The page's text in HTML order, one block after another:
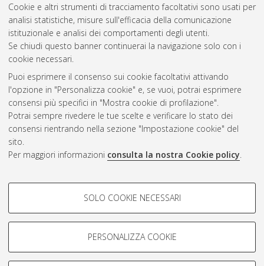
Cookie e altri strumenti di tracciamento facoltativi sono usati per
analisi statistiche, misure sull'efficacia della comunicazione
istituzionale e analisi dei comportamenti degli utenti.
Se chiudi questo banner continuerai la navigazione solo con i
cookie necessari.
Puoi esprimere il consenso sui cookie facoltativi attivando
l'opzione in "Personalizza cookie" e, se vuoi, potrai esprimere
consensi più specifici in "Mostra cookie di profilazione".
Potrai sempre rivedere le tue scelte e verificare lo stato dei
consensi rientrando nella sezione "Impostazione cookie" del
sito.
Per maggiori informazioni consulta la nostra Cookie policy.
COOKIE DI PROFILAZIONE -
Si tratta di cookie utilizzati per analizzare le caratteristiche della
navigazione degli utenti, creare profili in base al loro comportamento
Mostra cookie di profilazione
SOLO COOKIE NECESSARI
PERSONALIZZA COOKIE
Questa lista e' stata generata ilFri Aug 7 20:43:18 2026 CEST
Atom
Rss 1.0
Rss 2.0
ISSN: 2038-7946
Impostazioni Cookie
Informativa sulla privacy
Condizioni d’uso del sito